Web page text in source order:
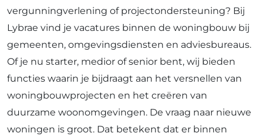
vergunningverlening of projectondersteuning? Bij
Lybrae vind je vacatures binnen de woningbouw bij
gemeenten, omgevingsdiensten en adviesbureaus.
Of je nu starter, medior of senior bent, wij bieden
functies waarin je bijdraagt aan het versnellen van
woningbouwprojecten en het creëren van
duurzame woonomgevingen. De vraag naar nieuwe
woningen is groot. Dat betekent dat er binnen